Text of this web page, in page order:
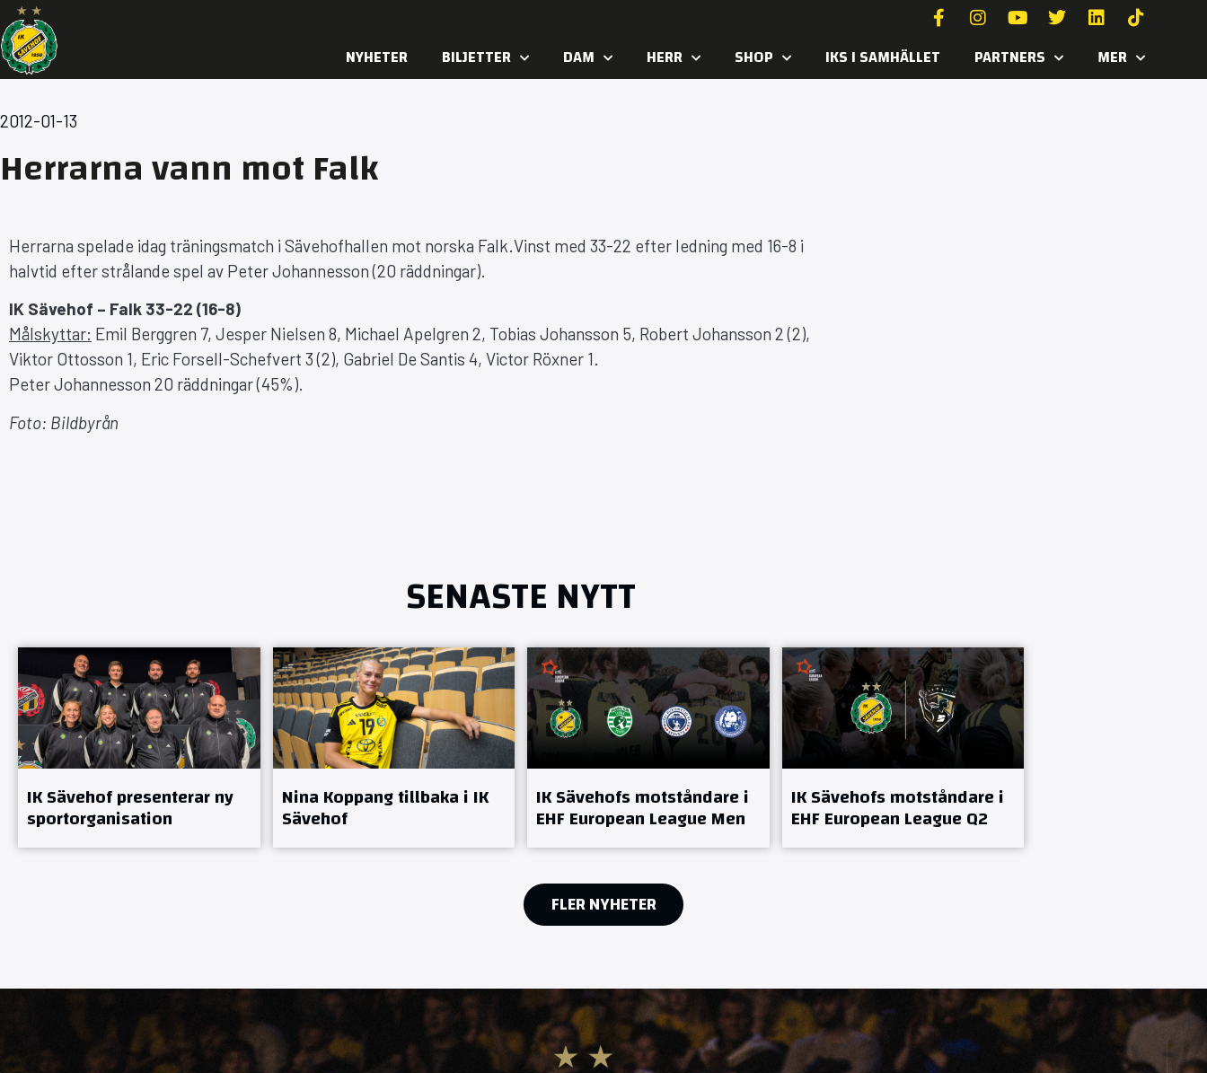
NYHETER BILJETTER DAM HERR SHOP IKS I SAMHÄLLET PARTNERS MER
2012-01-13
Herrarna vann mot Falk
Herrarna spelade idag träningsmatch i Sävehofhallen mot norska Falk.Vinst med 33-22 efter ledning med 16-8 i
halvtid efter strålande spel av Peter Johannesson (20 räddningar).
IK Sävehof – Falk 33-22 (16-8)
Målskyttar: Emil Berggren 7, Jesper Nielsen 8, Michael Apelgren 2, Tobias Johansson 5, Robert Johansson 2 (2),
Viktor Ottosson 1, Eric Forsell-Schefvert 3 (2), Gabriel De Santis 4, Victor Röxner 1.
Peter Johannesson 20 räddningar (45%).
Foto: Bildbyrån
SENASTE NYTT
IK Sävehof presenterar ny
sportorganisation
Nina Koppang tillbaka i IK
Sävehof
IK Sävehofs motståndare i
EHF European League Men
IK Sävehofs motståndare i
EHF European League Q2
FLER NYHETER